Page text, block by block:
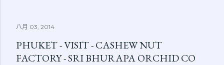
八月 03, 2014
PHUKET - VISIT - CASHEW NUT
FACTORY - SRI BHURAPA ORCHID CO